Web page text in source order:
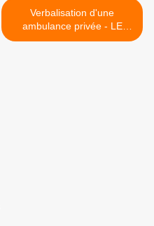
Verbalisation d'une
ambulance privée - LE
DALL Avocat Permis >